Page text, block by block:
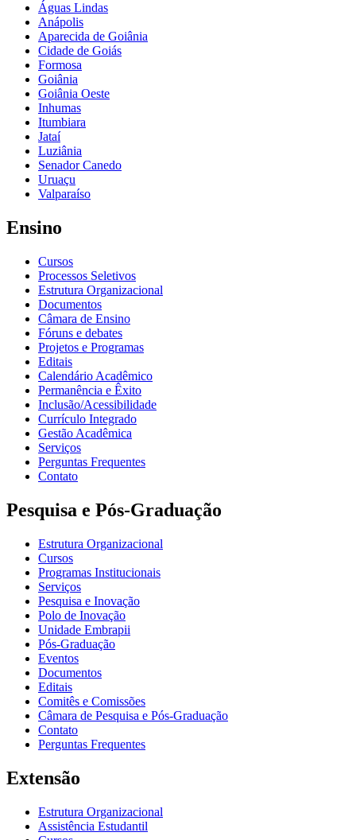
Águas Lindas
Anápolis
Aparecida de Goiânia
Cidade de Goiás
Formosa
Goiânia
Goiânia Oeste
Inhumas
Itumbiara
Jataí
Luziânia
Senador Canedo
Uruaçu
Valparaíso
Ensino
Cursos
Processos Seletivos
Estrutura Organizacional
Documentos
Câmara de Ensino
Fóruns e debates
Projetos e Programas
Editais
Calendário Acadêmico
Permanência e Êxito
Inclusão/Acessibilidade
Currículo Integrado
Gestão Acadêmica
Serviços
Perguntas Frequentes
Contato
Pesquisa e Pós-Graduação
Estrutura Organizacional
Cursos
Programas Institucionais
Serviços
Pesquisa e Inovação
Polo de Inovação
Unidade Embrapii
Pós-Graduação
Eventos
Documentos
Editais
Comitês e Comissões
Câmara de Pesquisa e Pós-Graduação
Contato
Perguntas Frequentes
Extensão
Estrutura Organizacional
Assistência Estudantil